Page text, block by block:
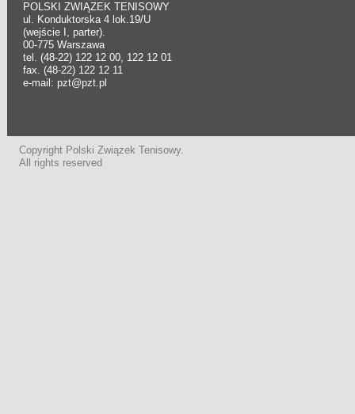
POLSKI ZWIĄZEK TENISOWY
ul. Konduktorska 4 lok.19/U
(wejście I, parter).
00-775 Warszawa
tel. (48-22) 122 12 00, 122 12 01
fax. (48-22) 122 12 11
e-mail: pzt@pzt.pl
Copyright Polski Związek Tenisowy.
All rights reserved